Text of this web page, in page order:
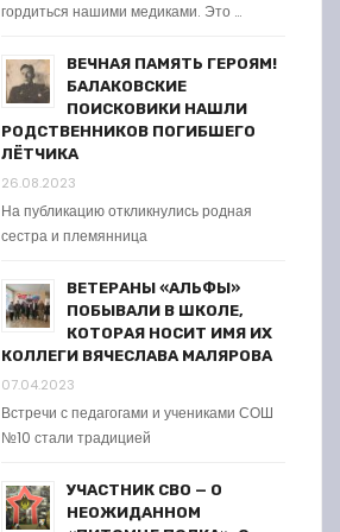
гордиться нашими медиками. Это …
ВЕЧНАЯ ПАМЯТЬ ГЕРОЯМ!
БАЛАКОВСКИЕ
ПОИСКОВИКИ НАШЛИ
РОДСТВЕННИКОВ ПОГИБШЕГО
ЛЁТЧИКА
26.08.2023
На публикацию откликнулись родная
сестра и племянница
ВЕТЕРАНЫ «АЛЬФЫ»
ПОБЫВАЛИ В ШКОЛЕ,
КОТОРАЯ НОСИТ ИМЯ ИХ
КОЛЛЕГИ ВЯЧЕСЛАВА МАЛЯРОВА
07.04.2023
Встречи с педагогами и учениками СОШ
№10 стали традицией
УЧАСТНИК СВО — О
НЕОЖИДАННОМ